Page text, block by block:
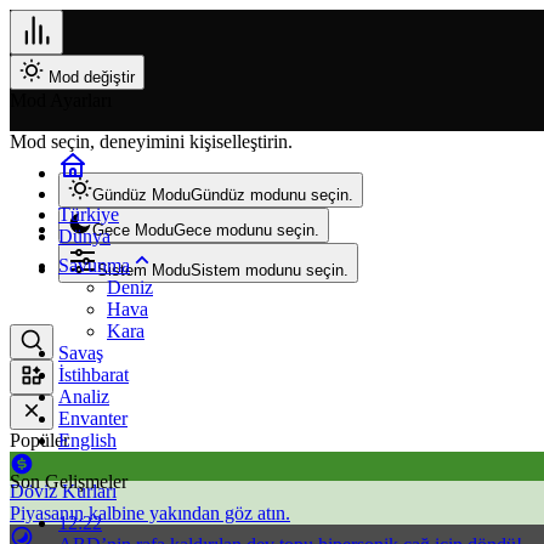
Mod değiştir
Mod seçin, deneyimini kişiselleştirin.
Gündüz ModuGündüz modunu seçin.
Gece ModuGece modunu seçin.
Sistem ModuSistem modunu seçin.
Popüler
Döviz Kurları
Piyasanın kalbine yakından göz atın.
Türkiye
Dünya
Savunma
Deniz
Hava
Kara
Savaş
İstihbarat
Analiz
Envanter
English
Son Gelişmeler
12:22